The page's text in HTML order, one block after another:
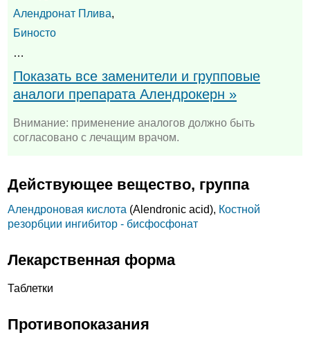
Алендронат Плива,
Биносто
…
Показать все заменители и групповые
аналоги препарата Алендрокерн »
Внимание: применение аналогов должно быть
согласовано с лечащим врачом.
Действующее вещество, группа
Алендроновая кислота (Alendronic acid), Костной
резорбции ингибитор - бисфосфонат
Лекарственная форма
Таблетки
Противопоказания